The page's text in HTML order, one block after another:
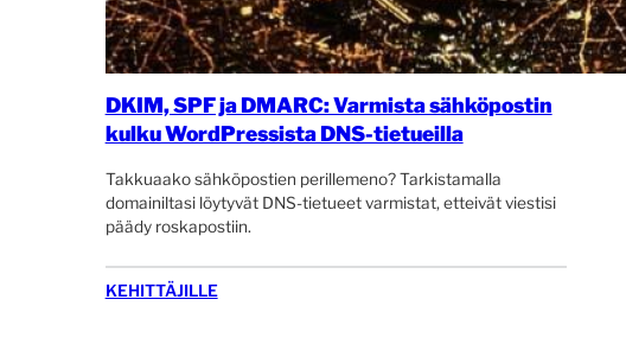
DKIM, SPF ja DMARC: Varmista sähköpostin
kulku WordPressista DNS-tietueilla
Takkuaako sähköpostien perillemeno? Tarkistamalla
domainiltasi löytyvät DNS-tietueet varmistat, etteivät viestisi
päädy roskapostiin.
KEHITTÄJILLE